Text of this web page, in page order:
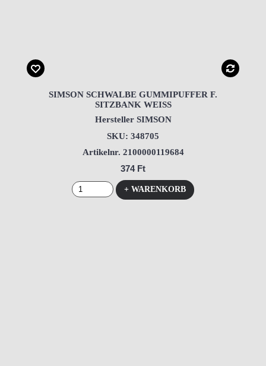
SIMSON SCHWALBE GUMMIPUFFER F.
SITZBANK WEISS
Hersteller SIMSON
SKU: 348705
Artikelnr. 2100000119684
374 Ft
+ WARENKORB